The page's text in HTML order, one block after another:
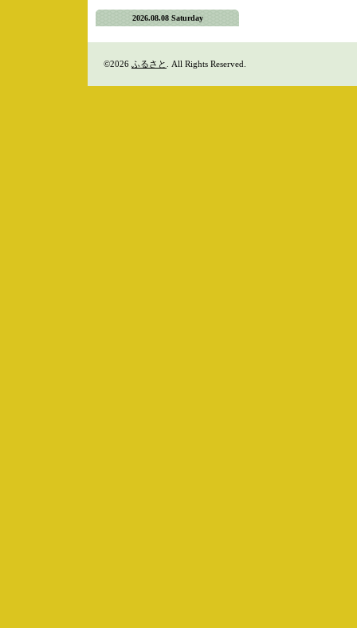
2026.08.08 Saturday
©2026 ふるさと . All Rights Reserved.